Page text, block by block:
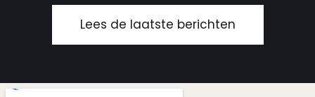
Lees de laatste berichten